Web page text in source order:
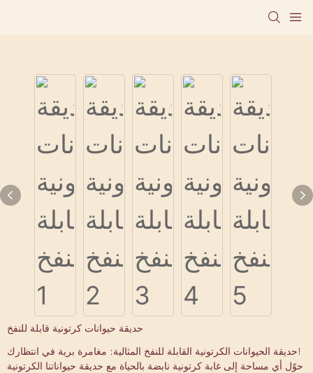
حديقة حيوانات كرتونية قابلة للنفخ
حديقة الحيوانات الكرتونية القابلة للنفخ المثالية: مغامرة برية في انتظارك!
حوّل أي مساحة إلى غابة كرتونية نابضة بالحياة مع حديقة حيواناتنا الكرتونية